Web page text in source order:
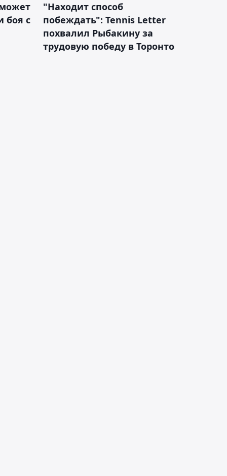
боя с
"Находит способ
побеждать": Tennis Letter
похвалил Рыбакину за
трудовую победу в Торонто